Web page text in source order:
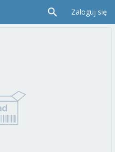
Zaloguj się